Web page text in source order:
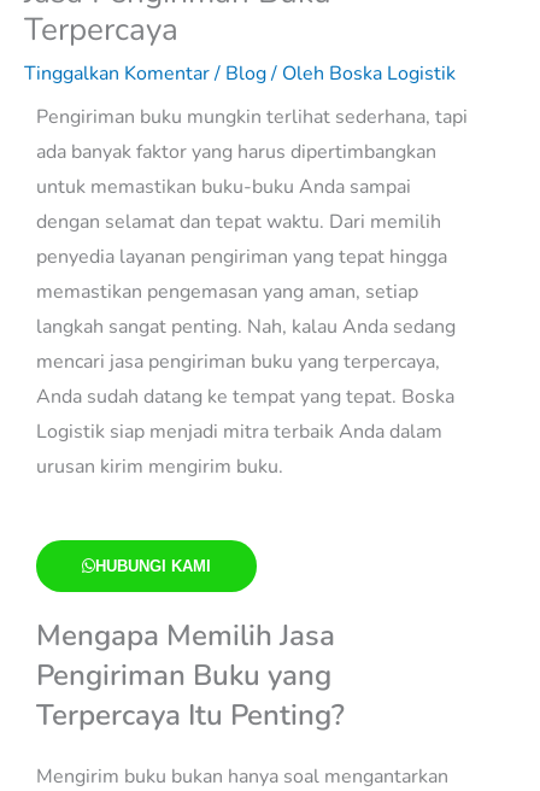
Terpercaya
Tinggalkan Komentar/ Blog/ Oleh Boska Logistik
Pengiriman buku mungkin terlihat sederhana, tapi
ada banyak faktor yang harus dipertimbangkan
untuk memastikan buku-buku Anda sampai
dengan selamat dan tepat waktu. Dari memilih
penyedia layanan pengiriman yang tepat hingga
memastikan pengemasan yang aman, setiap
langkah sangat penting. Nah, kalau Anda sedang
mencari jasa pengiriman buku yang terpercaya,
Anda sudah datang ke tempat yang tepat. Boska
Logistik siap menjadi mitra terbaik Anda dalam
urusan kirim mengirim buku.
HUBUNGI KAMI
Mengapa Memilih Jasa
Pengiriman Buku yang
Terpercaya Itu Penting?
Mengirim buku bukan hanya soal mengantarkan